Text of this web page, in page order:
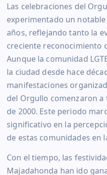
Las celebraciones del
experimentado un
años, reflejando tanto la
creciente reconocimiento
Aunque la comunidad
la ciudad desde hace
manifestaciones
del Orgullo comenzaron
de 2000. Este periodo
significativo en la
de estas comunidades en
Con el tiempo, las
Majadahonda han ido